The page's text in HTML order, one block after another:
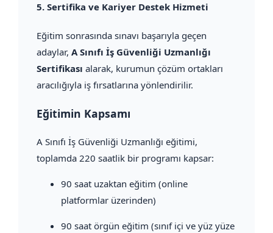
5. Sertifika ve Kariyer Destek Hizmeti
Eğitim sonrasında sınavı başarıyla geçen
adaylar, A Sınıfı İş Güvenliği Uzmanlığı
Sertifikası alarak, kurumun çözüm ortakları
aracılığıyla iş fırsatlarına yönlendirilir.
Eğitimin Kapsamı
A Sınıfı İş Güvenliği Uzmanlığı eğitimi,
toplamda 220 saatlik bir programı kapsar:
90 saat uzaktan eğitim (online
platformlar üzerinden)
90 saat örgün eğitim (sınıf içi ve yüz yüze